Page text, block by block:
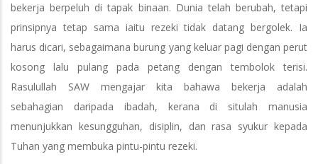
bekerja berpeluh di tapak binaan. Dunia telah berubah, tetapi
prinsipnya tetap sama iaitu rezeki tidak datang bergolek. Ia
harus dicari, sebagaimana burung yang keluar pagi dengan perut
kosong lalu pulang pada petang dengan tembolok terisi.
Rasulullah SAW mengajar kita bahawa bekerja adalah
sebahagian daripada ibadah, kerana di situlah manusia
menunjukkan kesungguhan, disiplin, dan rasa syukur kepada
Tuhan yang membuka pintu-pintu rezeki.